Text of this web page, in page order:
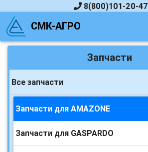
8(800)101-20-47
СМК-АГРО
Запчасти
Все запчасти
Запчасти для AMAZONE
Запчасти для GASPARDO